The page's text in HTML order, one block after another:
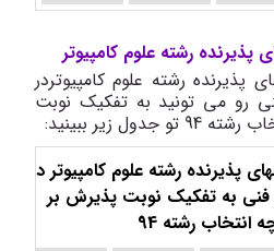
رشته علوم کامپیوتر
رشته علوم کامپیوتردر
رو می تونید به تفکیک نوبت
زیر ببینید:
پذیرنده رشته علوم کامپیوتر در
به تفکیک نوبت پذیرش بر
انتخاب رشته 94